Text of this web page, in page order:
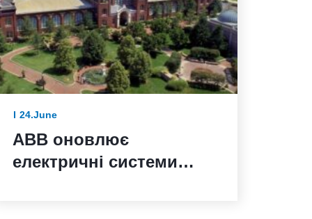
24.June
ABB оновлює
електричні системи